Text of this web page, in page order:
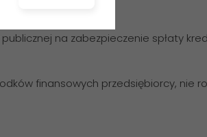
na zabezpieczenie spłaty
finansowych przedsiębiorcy, nie